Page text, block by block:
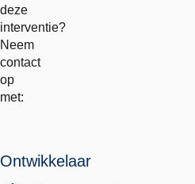
deze
interventie?
Neem
contact
op
met:
Ontwikkelaar